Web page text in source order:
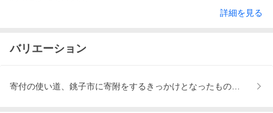
詳細を見る
バリエーション
寄付の使い道、銚子市に寄附をするきっかけとなったものはなん